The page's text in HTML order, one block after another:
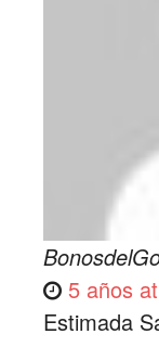
5 años
Estimada